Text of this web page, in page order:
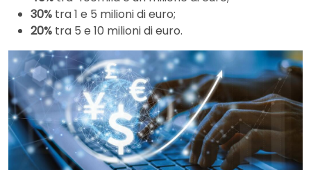
30% tra 1 e 5 milioni di euro;
20% tra 5 e 10 milioni di euro.